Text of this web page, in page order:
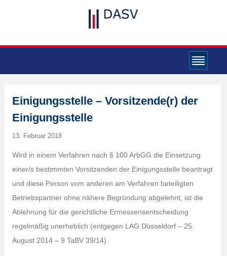
Einigungsstelle – Vorsitzende(r) der
Einigungsstelle
13. Februar 2018
Wird in einem Verfahren nach § 100 ArbGG die Einsetzung
einer/s bestimmten Vorsitzenden der Einigungsstelle beantragt
und diese Person vom anderen am Verfahren beteiligten
Betriebspartner ohne nähere Begründung abgelehnt, ist die
Ablehnung für die gerichtliche Ermessensentscheidung
regelmäßig unerheblich (entgegen LAG Düsseldorf – 25.
August 2014 – 9 TaBV 39/14).